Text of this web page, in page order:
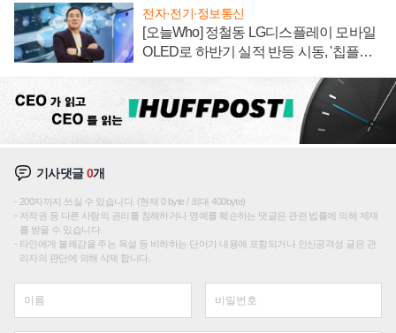
전자·전기·정보통신
[오늘Who] 정철동 LG디스플레이 모바일
OLED로 하반기 실적 반등 시동, '칩플레
기사댓글0개
200자까지 쓰실 수 있습니다. (현재 0 byte / 최대 400byte)
저작권 등 다른 사람의 권리를 침해하거나 명예를 훼손하는 댓글은 관련 법률에 의해 제재
를 받을 수 있습니다.
타인에게 불쾌감을 주는 욕설 등 비하하는 단어가 내용에 포함되거나 인신공격성 글은 관
리자의 판단에 의해 삭제 합니다.